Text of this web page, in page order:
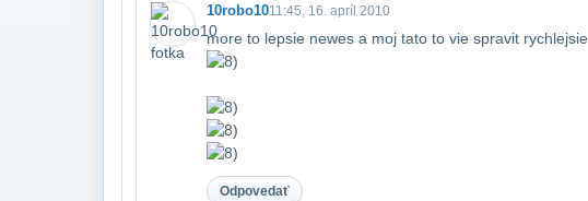
10robo1011:45, 16. apríl 2010
more to lepsie newes a moj tato to vie spravit rychlejsie
Odpovedať